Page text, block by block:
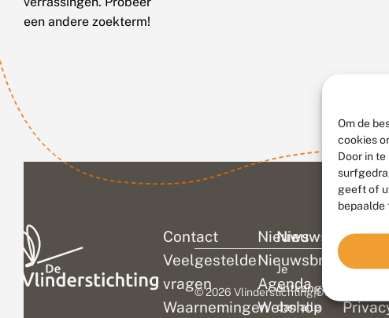
Om de
cookies
Door in
geeft of
bepaalde
een andere zoekterm!
Contact
Veelgestelde
vragen
Waarnemingen
Nieuws
Nieuwsbrief
Agenda
Webshop
Nieuwsbrief
Je
ontvangt
dan alle
© 2026 Vlinderstichting|Duurzaam